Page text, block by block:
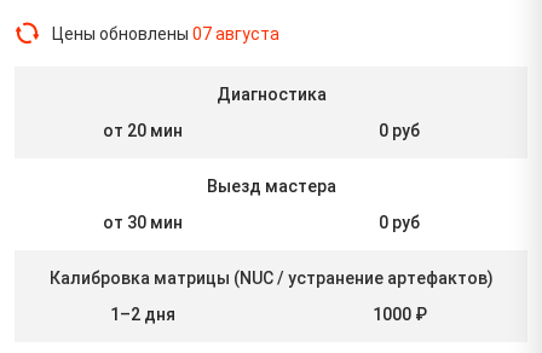
Цены обновлены 07 августа
Диагностика
от 20 мин
0 руб
Выезд мастера
от 30 мин
0 руб
Калибровка матрицы (NUC / устранение артефактов)
1–2 дня
1000 ₽